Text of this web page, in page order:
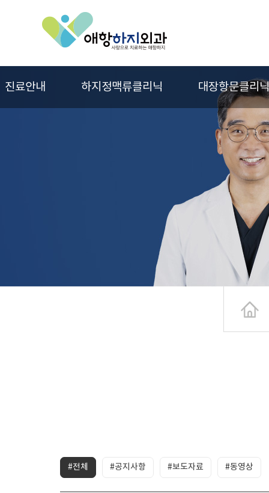
진료안내 하지정맥류클리닉 대장항문클리닉
#전체 #공지사항 #보도자료 #동영상